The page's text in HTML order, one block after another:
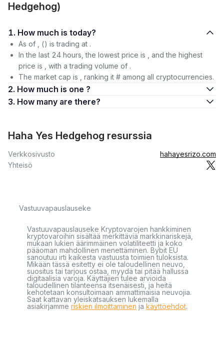
Hedgehog)
1. How much is today?
As of , () is trading at .
In the last 24 hours, the lowest price is , and the highest
price is , with a trading volume of .
The market cap is , ranking it # among all cryptocurrencies.
2. How much is one ?
3. How many are there?
Haha Yes Hedgehog resurssia
Verkkosivusto
hahayesrizo.com
Yhteisö
Vastuuvapauslauseke
Vastuuvapauslauseke Kryptovarojen hankkiminen
kryptovaroihin sisältää merkittäviä markkinariskejä,
mukaan lukien äärimmäinen volatiliteetti ja koko
pääoman mahdollinen menettäminen. Bybit EU
sanoutuu irti kaikesta vastuusta toimien tuloksista.
Mikään tässä esitetty ei ole taloudellinen neuvo,
suositus tai tarjous ostaa, myydä tai pitää hallussa
digitaalisia varoja. Käyttäjien tulee arvioida
taloudellinen tilanteensa itsenäisesti, ja heitä
kehotetaan konsultoimaan ammattimaisia neuvojia.
Saat kattavan yleiskatsauksen lukemalla
asiakirjamme riskien ilmoittaminen ja käyttöehdot.